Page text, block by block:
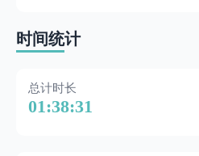
时间统计
总计时长
01:38:31